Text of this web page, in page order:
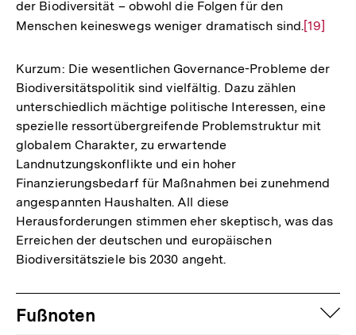
der Biodiversität – obwohl die Folgen für den
Menschen keineswegs weniger dramatisch sind.Zur
der
[19]
Kurzum: Die wesentlichen Governance-Probleme der
Biodiversitätspolitik sind vielfältig. Dazu zählen
unterschiedlich mächtige politische Interessen, eine
spezielle ressortübergreifende Problemstruktur mit
globalem Charakter, zu erwartende
Landnutzungskonflikte und ein hoher
Finanzierungsbedarf für Maßnahmen bei zunehmend
angespannten Haushalten. All diese
Herausforderungen stimmen eher skeptisch, was das
Erreichen der deutschen und europäischen
Biodiversitätsziele bis 2030 angeht.
Fussnoten
Fußnoten